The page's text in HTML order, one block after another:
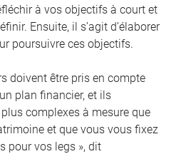
à vos objectifs à court et
Ensuite, il s’agit d’élaborer
poursuivre ces objectifs.
doivent être pris en compte
plan financier, et ils
complexes à mesure que
et que vous vous fixez
pour vos legs », dit